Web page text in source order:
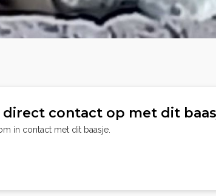
contact op met dit
in contact met dit baasje.